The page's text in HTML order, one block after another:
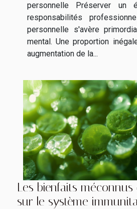
personnelle Préserver un
responsabilités
personnelle s'avère
mental. Une proportion
augmentation de la...
Les bienfaits
sur le système